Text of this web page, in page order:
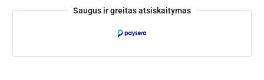
Saugus ir greitas atsiskaitymas